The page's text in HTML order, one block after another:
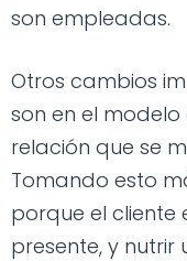
son empleadas.
Otros cambios
son en el
relación que se
Tomando esto
porque el cliente
presente, y